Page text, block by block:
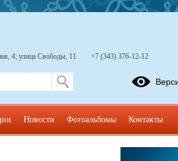
4; улица Свободы, 11 +7 (343) 376-12-12
Новости Фотоальбомы Контакты